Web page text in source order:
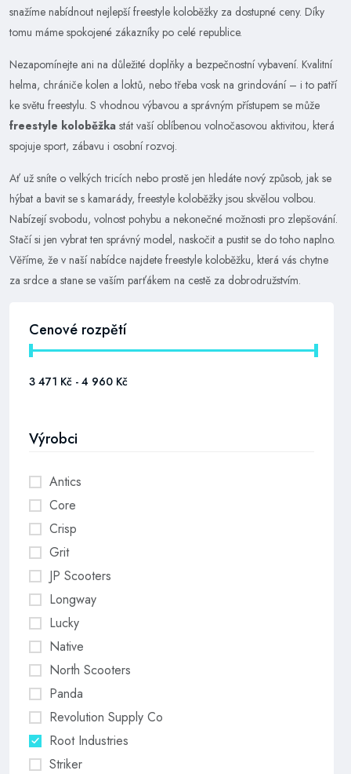
snažíme nabídnout nejlepší freestyle koloběžky za dostupné ceny. Díky
tomu máme spokojené zákazníky po celé republice.
Nezapomínejte ani na důležité doplňky a bezpečnostní vybavení. Kvalitní
helma, chrániče kolen a loktů, nebo třeba vosk na grindování – i to patří
ke světu freestylu. S vhodnou výbavou a správným přístupem se může
freestyle koloběžka stát vaší oblíbenou volnočasovou aktivitou, která
spojuje sport, zábavu i osobní rozvoj.
Ať už sníte o velkých tricích nebo prostě jen hledáte nový způsob, jak se
hýbat a bavit se s kamarády, freestyle koloběžky jsou skvělou volbou.
Nabízejí svobodu, volnost pohybu a nekonečné možnosti pro zlepšování.
Stačí si jen vybrat ten správný model, naskočit a pustit se do toho naplno.
Věříme, že v naší nabídce najdete freestyle koloběžku, která vás chytne
za srdce a stane se vaším parťákem na cestě za dobrodružstvím.
Cenové rozpětí
Výrobci
Antics
Core
Crisp
Grit
JP Scooters
Longway
Lucky
Native
North Scooters
Panda
Revolution Supply Co
Root Industries
Striker